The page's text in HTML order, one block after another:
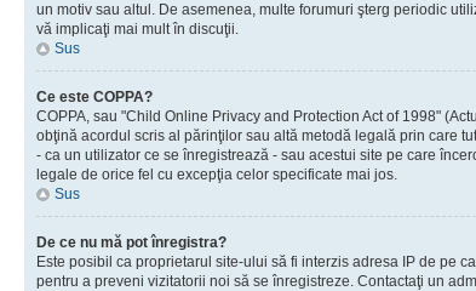
un motiv sau altul. De asemenea, multe forumuri şterg periodic
vă implicaţi mai mult în discuţii.
Sus
Ce este COPPA?
COPPA, sau "Child Online Privacy and Protection Act of 1998"
obţină acordul scris al părinţilor sau altă metodă legală prin care
- ca un utilizator ce se înregistrează - sau acestui site pe care
legale de orice fel cu excepţia celor specificate mai jos.
Sus
De ce nu mă pot înregistra?
Este posibil ca proprietarul site-ului să fi interzis adresa IP de pe
pentru a preveni vizitatorii noi să se înregistreze. Contactaţi un